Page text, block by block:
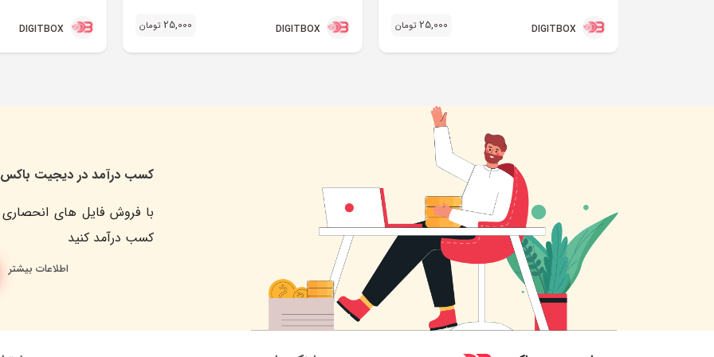
DIGITBOX
25,000 تومان DIGITBOX
25,000 تومان DIGITBOX
کسب درآمد در دیجیت باکس
با فروش فایل های
کسب درآمد کنید
اطلاعات بیشتر